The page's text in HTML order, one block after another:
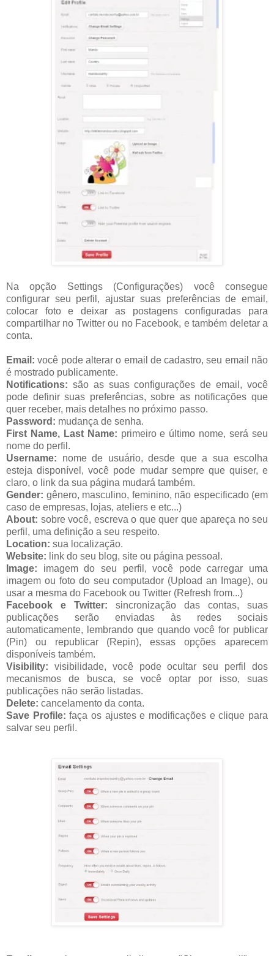
Na opção Settings (Configurações) você consegue
configurar seu perfil, ajustar suas preferências de email,
colocar foto e deixar as postagens configuradas para
compartilhar no Twitter ou no Facebook, e também deletar a
conta.
Email: você pode alterar o email de cadastro, seu email não
é mostrado publicamente.
Notifications: são as suas configurações de email, você
pode definir suas preferências, sobre as notificações que
quer receber, mais detalhes no próximo passo.
Password: mudança de senha.
First Name, Last Name: primeiro e último nome, será seu
nome do perfil.
Username: nome de usuário, desde que a sua escolha
esteja disponível, você pode mudar sempre que quiser, e
claro, o link da sua página mudará também.
Gender: gênero, masculino, feminino, não especificado (em
caso de empresas, lojas, ateliers e etc...)
About: sobre você, escreva o que quer que apareça no seu
perfil, uma definição a seu respeito.
Location: sua localização.
Website: link do seu blog, site ou página pessoal.
Image: imagem do seu perfil, você pode carregar uma
imagem ou foto do seu computador (Upload an Image), ou
usar a mesma do Facebook ou Twitter (Refresh from...)
Facebook e Twitter: sincronização das contas, suas
publicações serão enviadas às redes sociais
automaticamente, lembrando que quando você for publicar
(Pin) ou republicar (Repin), essas opções aparecem
disponíveis também.
Visibility: visibilidade, você pode ocultar seu perfil dos
mecanismos de busca, se você optar por isso, suas
publicações não serão listadas.
Delete: cancelamento da conta.
Save Profile: faça os ajustes e modificações e clique para
salvar seu perfil.